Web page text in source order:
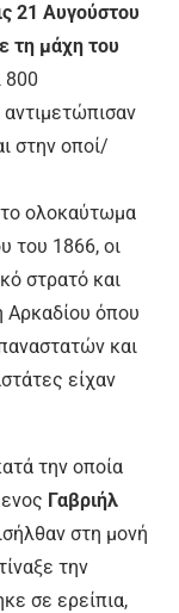
21 Αυγούστου
τη μάχη του
800
στην οποί/
ολοκαύτωμα
του 1866, οι
στρατό και
Αρκαδίου όπου
και
είχαν
την οποία
Γαβριήλ
στη μονή
την
σε ερείπια,